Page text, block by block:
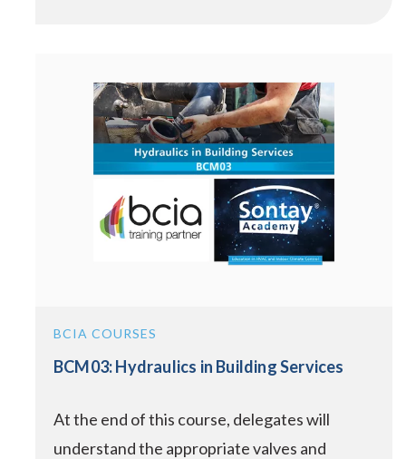
BCIA COURSES
BCM03: Hydraulics in Building Services
At the end of this course, delegates will
understand the appropriate valves and